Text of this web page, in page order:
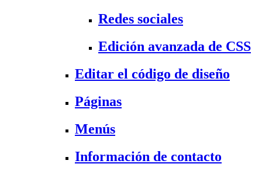
Redes sociales
Edición avanzada de CSS
Editar el código de diseño
Páginas
Menús
Información de contacto